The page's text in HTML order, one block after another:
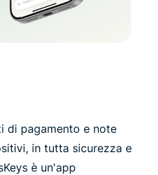
di pagamento e note
in tutta sicurezza e
è un'app